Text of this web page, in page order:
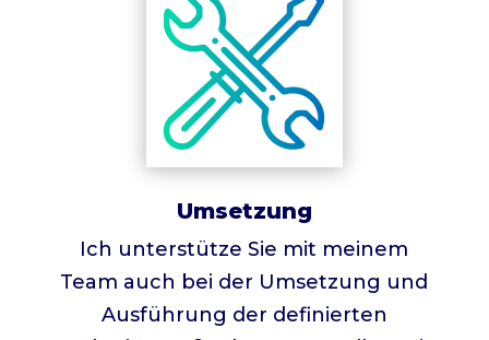
Umsetzung
Ich unterstütze Sie mit meinem
Team auch bei der Umsetzung und
Ausführung der definierten